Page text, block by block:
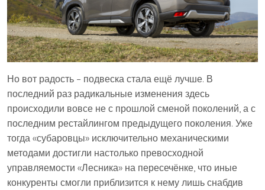
Но вот радость – подвеска стала ещё лучше. В
последний раз радикальные изменения здесь
происходили вовсе не с прошлой сменой поколений, а с
последним рестайлингом предыдущего поколения. Уже
тогда «субаровцы» исключительно механическими
методами достигли настолько превосходной
управляемости «Лесника» на пересечёнке, что иные
конкуренты смогли приблизится к нему лишь снабдив